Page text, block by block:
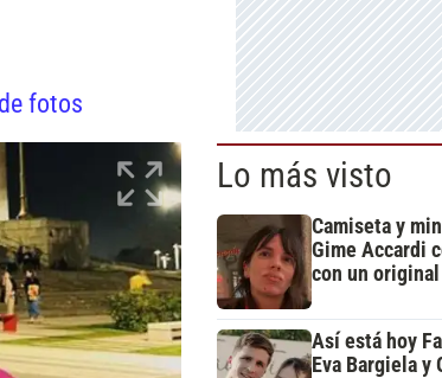
fotos
Lo más visto
Camiseta y
Gime Accardi
con un
Así está hoy
Eva Bargiela y